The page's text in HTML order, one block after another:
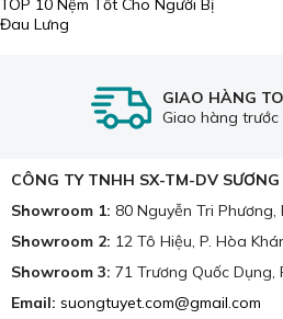
tencel, satin, cotton, vải gấm...
đảo khách hàng.
TOP 10 Nệm Tốt Cho Người Bị
Đau Lưng
GIAO HÀNG
Giao hàng trước
CÔNG TY TNHH SX-TM-DV SƯƠNG
Showroom 1: 80 Nguyễn Tri Phương,
Showroom 2: 12 Tô Hiệu, P. Hòa
Showroom 3: 71 Trương Quốc Dụng,
Email: suongtuyet.com@gmail.com